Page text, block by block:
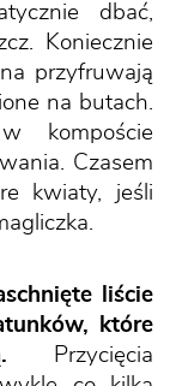
dbać,
Koniecznie
przyfruwają
na butach.
kompoście
Czasem
kwiaty, jeśli
liście
które
Przycięcia